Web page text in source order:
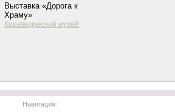
Выставка «Дорога к
Храму»
Краеведческий музей
Навигация: